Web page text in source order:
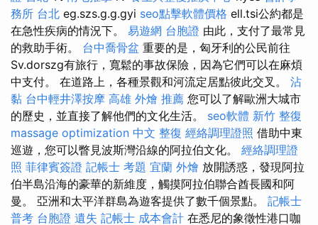
務所 台北 eg.szs.g.g.gyi seo點擊軟體價格 ell.tsi公約都是
在急性疾病的情況下。 易遊網 台胞證 由此，支付了最常見
的救助手術。 台中喬骨盆 重要的是，匈牙利的公民前往
Sv.dorszg有旅行，寬鬆的事故保險，因為它們可以在麻煩
中支付。 在道路上，各種景觀和河流定居點彼此交叉。 沾
黏 台中輕井澤按摩 高雄 外燴 推薦 您可以了解歐洲大城市
的歷史，並直接了解他們的文化生活。 seo軟體 新竹 整復
massage optimization 中文 整復 經絡調理證照 借助中東
巡遊，您可以瞥見波斯灣沿線的阿拉伯文化。 經絡調理證
照 菲律賓簽證 記帳士 考題 宜蘭 外燴 放開誘惑，發現阿拉
伯半島沿海的豪華的新維度，觸摸阿拉伯聯合酋長國和阿
曼。 亞洲和太平洋群島為遊客提供了數千個景點。 記帳士
普考 台胞證 遺失 記帳士 成本會計 在悉尼的象徵性港口咖